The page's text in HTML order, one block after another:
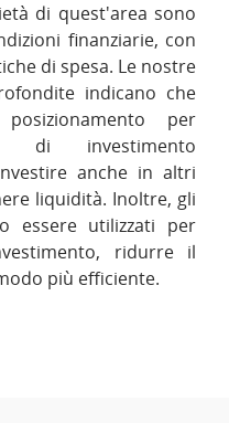
di quest'area sono
finanziarie, con
di spesa. Le nostre
indicano che
per
di investimento
anche in altri
liquidità. Inoltre, gli
essere utilizzati per
ridurre il
più efficiente.